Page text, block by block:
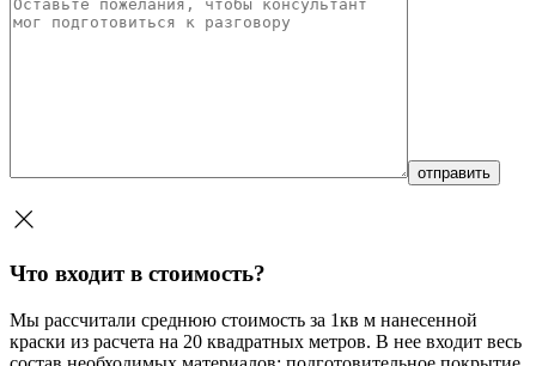
Что входит в стоимость?
Мы рассчитали среднюю стоимость за 1кв м нанесенной
краски из расчета на 20 квадратных метров. В нее входит весь